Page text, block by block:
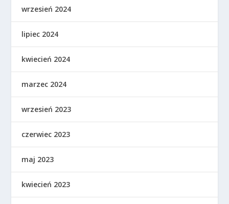
wrzesień 2024
lipiec 2024
kwiecień 2024
marzec 2024
wrzesień 2023
czerwiec 2023
maj 2023
kwiecień 2023